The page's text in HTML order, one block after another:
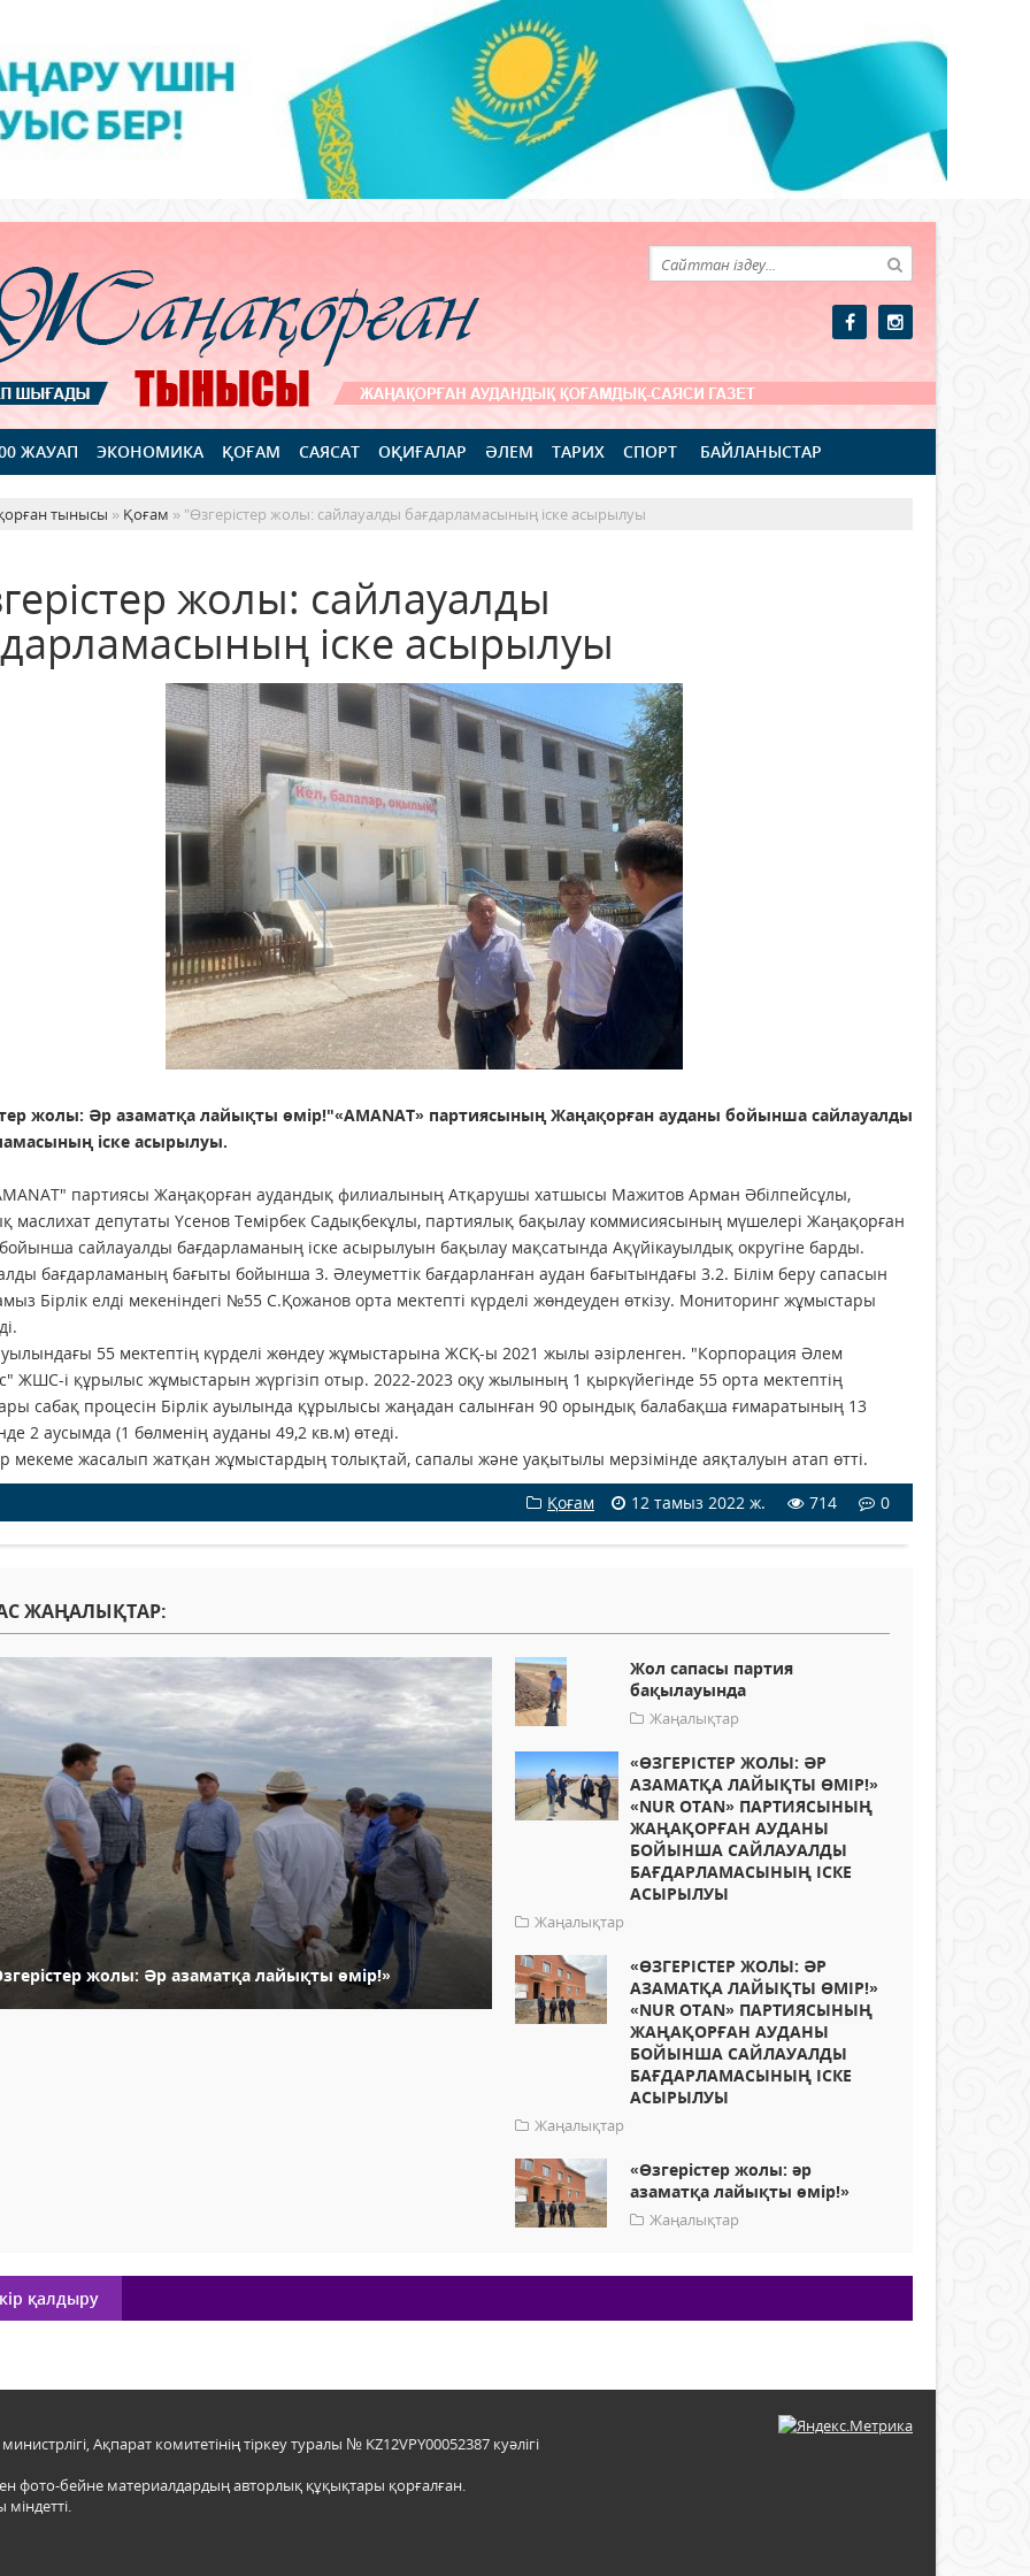
ЖАУАП ЭКОНОМИКА ҚОҒАМ САЯСАТ ОҚИҒАЛАР ӘЛЕМ ТАРИХ СПОРТ БАЙЛАНЫСТАР
тынысы » Қоғам » "Өзгерістер жолы: сайлауалды бағдарламасының іске асырылуы
жолы: сайлауалды
іске асырылуы
жолы: Әр азаматқа лайықты өмір!"«AMANAT» партиясының Жаңақорған ауданы бойынша сайлауалды
іске асырылуы.
партиясы Жаңақорған аудандық филиалының Атқарушы хатшысы Мажитов Арман Әбілпейсұлы,
маслихат депутаты Үсенов Темірбек Садықбекұлы, партиялық бақылау коммисиясының мүшелері Жаңақорған
сайлауалды бағдарламаның іске асырылуын бақылау мақсатында Ақүйікауылдық округіне барды.
бағдарламаның бағыты бойынша 3. Әлеуметтік бағдарланған аудан бағытындағы 3.2. Білім беру сапасын
Бірлік елді мекеніндегі №55 С.Қожанов орта мектепті күрделі жөндеуден өткізу. Мониторинг жұмыстары
55 мектептің күрделі жөндеу жұмыстарына ЖСҚ-ы 2021 жылы әзірленген. "Корпорация Әлем
ЖШС-і құрылыс жұмыстарын жүргізіп отыр. 2022-2023 оқу жылының 1 қыркүйегінде 55 орта мектептің
сабақ процесін Бірлік ауылында құрылысы жаңадан салынған 90 орындық балабақша ғимаратының 13
2 аусымда (1 бөлменің ауданы 49,2 кв.м) өтеді.
мекеме жасалып жатқан жұмыстардың толықтай, сапалы және уақытылы мерзімінде аяқталуын атап өтті.
Қоғам
12 тамыз 2022 ж. 714 0
ЖАҢАЛЫҚТАР:
жолы: Әр азаматқа лайықты өмір!»
Жол сапасы партия
бақылауында
Жаңалықтар
«ӨЗГЕРІСТЕР ЖОЛЫ: ӘР
АЗАМАТҚА ЛАЙЫҚТЫ ӨМІР!»
«NUR OTAN» ПАРТИЯСЫНЫҢ
ЖАҢАҚОРҒАН АУДАНЫ
БОЙЫНША САЙЛАУАЛДЫ
БАҒДАРЛАМАСЫНЫҢ ІСКЕ
АСЫРЫЛУЫ
Жаңалықтар
«ӨЗГЕРІСТЕР ЖОЛЫ: ӘР
АЗАМАТҚА ЛАЙЫҚТЫ ӨМІР!»
«NUR OTAN» ПАРТИЯСЫНЫҢ
ЖАҢАҚОРҒАН АУДАНЫ
БОЙЫНША САЙЛАУАЛДЫ
БАҒДАРЛАМАСЫНЫҢ ІСКЕ
АСЫРЫЛУЫ
Жаңалықтар
«Өзгерістер жолы: әр
азаматқа лайықты өмір!»
Жаңалықтар
қалдыру
Ақпарат комитетінің тіркеу туралы № KZ12VPY00052387 куәлігі
фото-бейне материалдардың авторлық құқықтары қорғалған.